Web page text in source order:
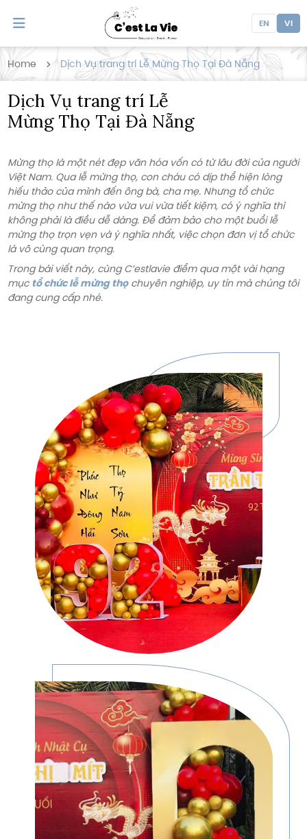
EN VI
Home Dịch Vụ trang trí Lễ Mừng Thọ Tại Đà Nẵng
Dịch Vụ trang trí Lễ
Mừng Thọ Tại Đà Nẵng
Mừng thọ là một nét đẹp văn hóa vốn có từ lâu đời của người
Việt Nam. Qua lễ mừng thọ, con cháu có dịp thể hiện lòng
hiếu thảo của mình đến ông bà, cha mẹ. Nhưng tổ chức
mừng thọ như thế nào vừa vui vừa tiết kiệm, có ý nghĩa thì
không phải là điều dễ dàng. Để đảm bảo cho một buổi lễ
mừng thọ trọn vẹn và ý nghĩa nhất, việc chọn đơn vị tổ chức
là vô cùng quan trọng.
Trong bài viết này, cùng C’estlavie điểm qua một vài hạng
mục tổ chức lễ mừng thọchuyên nghiệp, uy tín mà chúng tôi
đang cung cấp nhé.